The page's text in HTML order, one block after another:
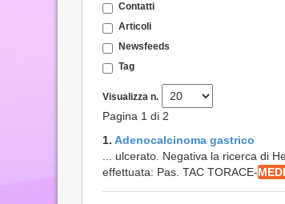
Contatti
Articoli
Newsfeeds
Tag
Visualizza n.
Pagina 1 di 2
1. Adenocalcinoma gastrico
... ulcerato. Negativa la ricerca di
effettuata: Pas. TAC TORACE-